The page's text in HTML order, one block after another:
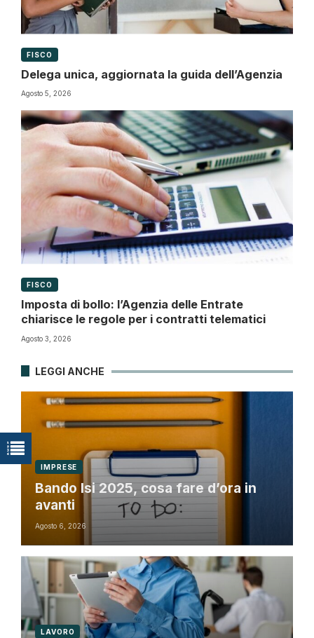
FISCO
Delega unica, aggiornata la guida dell’Agenzia
Agosto 5, 2026
FISCO
Imposta di bollo: l’Agenzia delle Entrate
chiarisce le regole per i contratti telematici
Agosto 3, 2026
LEGGI ANCHE
IMPRESE
Bando Isi 2025, cosa fare d’ora in
avanti
Agosto 6, 2026
LAVORO